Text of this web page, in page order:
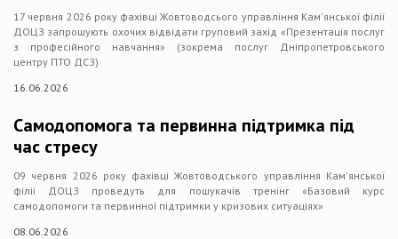
17 червня 2026 року фахівці Жовтоводсього управління Кам'янської філії
ДОЦЗ запрошують охочих відвідати груповий захід «Презентація послуг
з професійного навчання» (зокрема послуг Дніпропетровського
центру ПТО ДСЗ)
16.06.2026
Самодопомога та первинна підтримка під
час стресу
09 червня 2026 року фахівці Жовтоводського управління Кам'янської
філії ДОЦЗ проведуть для пошукачів тренінг «Базовий курс
самодопомоги та первинної підтримки у кризових ситуаціях»
08.06.2026